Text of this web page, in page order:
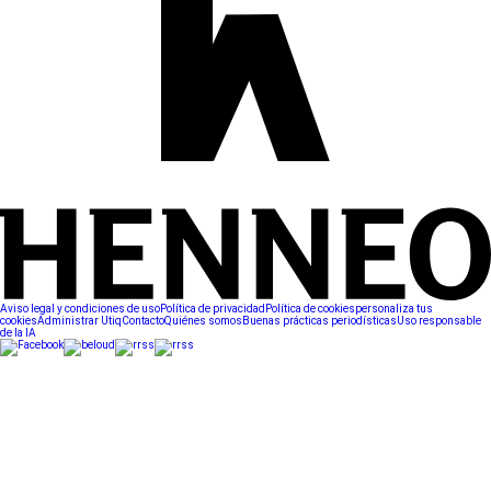
Aviso legal y condiciones de usoPolítica de privacidad Política de cookiespersonaliza tus
cookiesAdministrar UtiqContactoQuiénes somos Buenas prácticas periodísticasUso responsable
de la IA